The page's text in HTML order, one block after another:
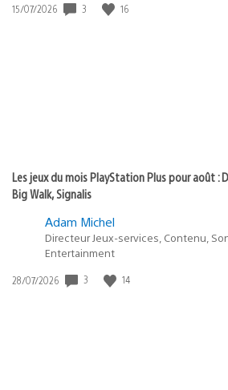
Date
15/07/2026 3 16
Les jeux du mois PlayStation Plus pour août :
Big Walk, Signalis
Adam Michel
Directeur Jeux-services, Contenu,
Entertainment
Date
28/07/2026 3 14